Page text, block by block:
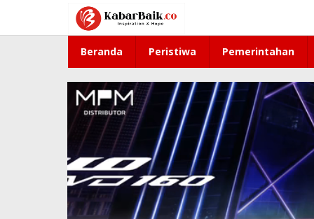
konten
Beranda Peristiwa Pemerintahan